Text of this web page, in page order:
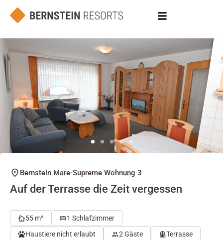
Bernstein Mare-Supreme Wohnung 3
Auf der Terrasse die Zeit vergessen
55 m²
1 Schlafzimmer
Haustiere nicht erlaubt
2 Gäste
Terrasse